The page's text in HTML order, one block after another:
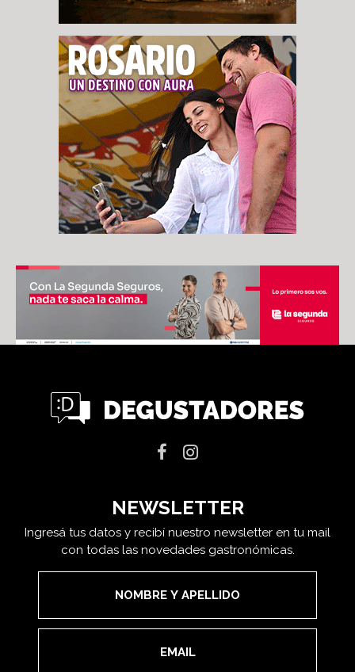
NEWSLETTER
Ingresá tus datos y recibí nuestro newsletter en tu mail
con todas las novedades gastronómicas.